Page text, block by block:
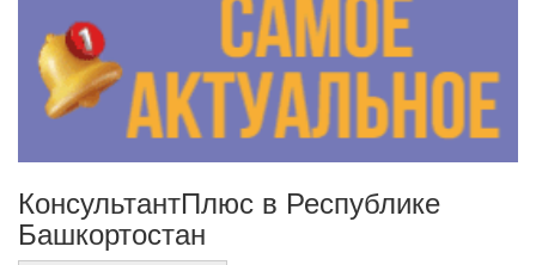
КонсультантПлюс в Республике
Башкортостан